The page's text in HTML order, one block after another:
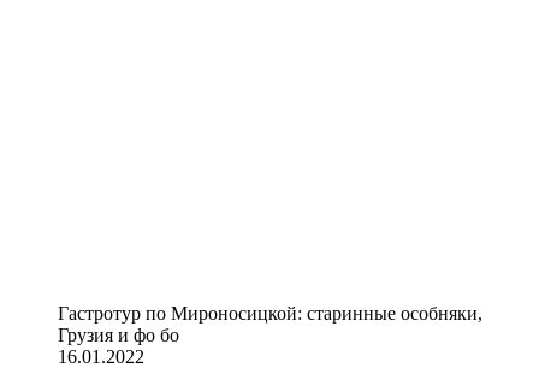
Гастротур по Мироносицкой: старинные особняки,
Грузия и фо бо
16.01.2022